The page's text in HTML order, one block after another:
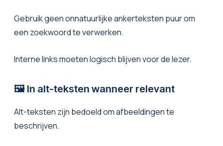
Gebruik geen onnatuurlijke ankerteksten puur om
een zoekwoord te verwerken.
Interne links moeten logisch blijven voor de lezer.
🖼️ In alt-teksten wanneer relevant
Alt-teksten zijn bedoeld om afbeeldingen te
beschrijven.